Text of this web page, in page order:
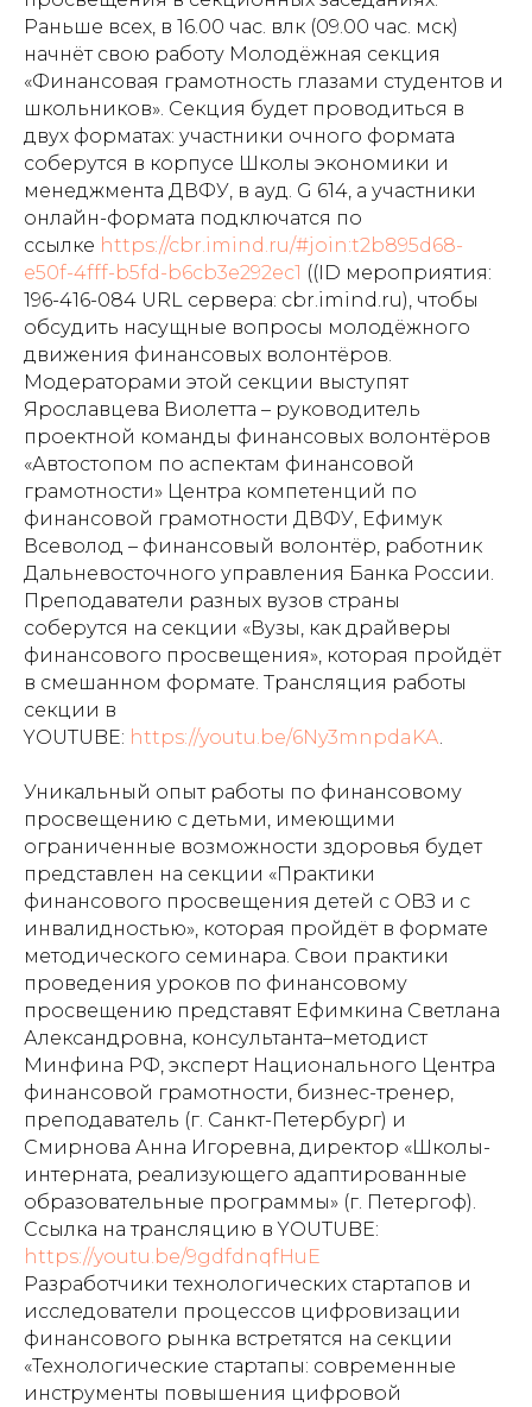
Раньше всех, в 16.00 час. влк (09.00 час. мск)
начнёт свою работу Молодёжная секция
«Финансовая грамотность глазами студентов и
школьников». Секция будет проводиться в
двух форматах: участники очного формата
соберутся в корпусе Школы экономики и
менеджмента ДВФУ, в ауд. G 614, а участники
онлайн-формата подключатся по
ссылке https://cbr.imind.ru/#join:t2b895d68-
e50f-4fff-b5fd-b6cb3e292ec1 ((ID мероприятия:
196-416-084 URL сервера: cbr.imind.ru), чтобы
обсудить насущные вопросы молодёжного
движения финансовых волонтёров.
Модераторами этой секции выступят
Ярославцева Виолетта – руководитель
проектной команды финансовых волонтёров
«Автостопом по аспектам финансовой
грамотности» Центра компетенций по
финансовой грамотности ДВФУ, Ефимук
Всеволод – финансовый волонтёр, работник
Дальневосточного управления Банка России.
Преподаватели разных вузов страны
соберутся на секции «Вузы, как драйверы
финансового просвещения», которая пройдёт
в смешанном формате. Трансляция работы
секции в
YOUTUBE: https://youtu.be/6Ny3mnpdaKA
Уникальный опыт работы по финансовому
просвещению с детьми, имеющими
ограниченные возможности здоровья будет
представлен на секции «Практики
финансового просвещения детей с ОВЗ и с
инвалидностью», которая пройдёт в формате
методического семинара. Свои практики
проведения уроков по финансовому
просвещению представят Ефимкина Светлана
Александровна, консультанта–методист
Минфина РФ, эксперт Национального Центра
финансовой грамотности, бизнес-тренер,
преподаватель (г. Санкт-Петербург) и
Смирнова Анна Игоревна, директор «Школы-
интерната, реализующего адаптированные
образовательные программы» (г. Петергоф).
Ссылка на трансляцию в YOUTUBE:
https://youtu.be/9gdfdnqfHuE
Разработчики технологических стартапов и
исследователи процессов цифровизации
финансового рынка встретятся на секции
«Технологические стартапы: современные
инструменты повышения цифровой